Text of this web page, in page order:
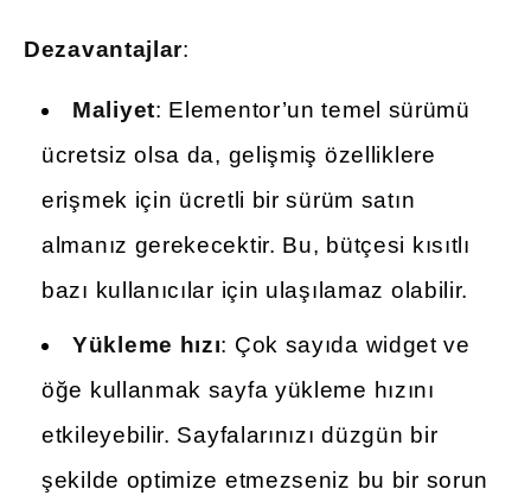
Dezavantajlar:
Maliyet: Elementor’un temel sürümü
ücretsiz olsa da, gelişmiş özelliklere
erişmek için ücretli bir sürüm satın
almanız gerekecektir. Bu, bütçesi kısıtlı
bazı kullanıcılar için ulaşılamaz olabilir.
Yükleme hızı: Çok sayıda widget ve
öğe kullanmak sayfa yükleme hızını
etkileyebilir. Sayfalarınızı düzgün bir
şekilde optimize etmezseniz bu bir sorun